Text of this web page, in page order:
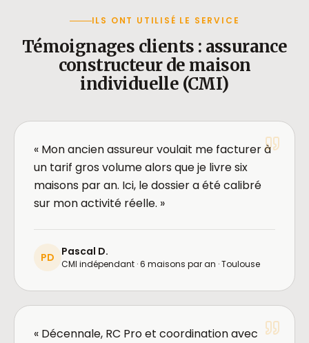
ILS ONT UTILISÉ LE SERVICE
Témoignages clients : assurance
constructeur de maison
individuelle (CMI)
« Mon ancien assureur voulait me facturer à
un tarif gros volume alors que je livre six
maisons par an. Ici, le dossier a été calibré
sur mon activité réelle. »
PD Pascal D.
CMI indépendant · 6 maisons par an · Toulouse
« Décennale, RC Pro et coordination avec